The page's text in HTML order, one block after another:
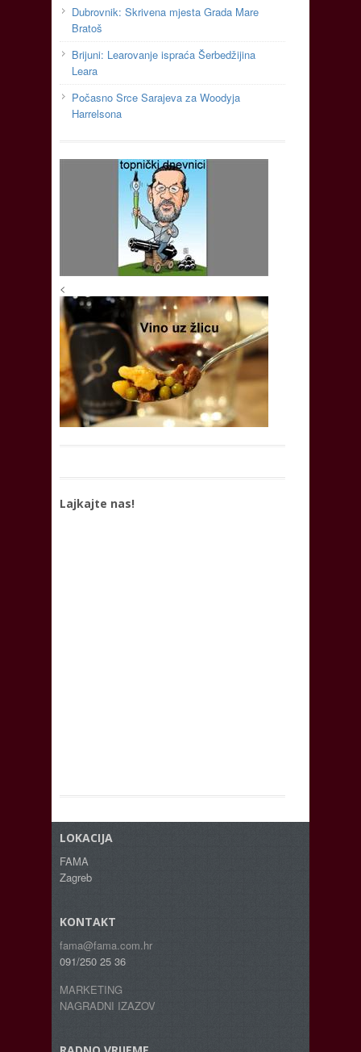
Dubrovnik: Skrivena mjesta Grada Mare
Bratoš
Brijuni: Learovanje ispraća Šerbedžijina
Leara
Počasno Srce Sarajeva za Woodyja
Harrelsona
<
Lajkajte nas!
LOKACIJA
FAMA
Zagreb
KONTAKT
fama@fama.com.hr
091/250 25 36
MARKETING
NAGRADNI IZAZOV